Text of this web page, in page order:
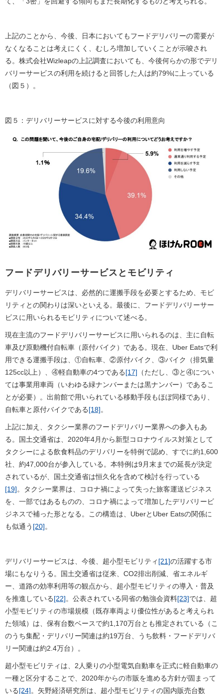
上記のことから、今後、日本においてもフードデリバリーの需要が
なくなることは考えにくく、むしろ増加していくことが示唆され
る。株式会社Wizleapの上記調査においても、今後何らかの形でデリ
バリーサービスの利用を続けると回答した人は約79%に上っている
（図５）。
図５：デリバリーサービスに対する今後の利用意向
フードデリバリーサービスとモビリティ
デリバリーサービスは、必然的に運搬手段を必要とするため、モビ
リティとの関わりは深いといえる。最後に、フードデリバリーサー
ビスに用いられるモビリティについて述べる。
現在主流のフードデリバリーサービスに用いられるのは、主に自転
車及び原動機付自転車（原付バイク）である。現在、Uber Eatsで利
用できる運搬手段は、①自転車、②原付バイク、③バイク（排気量
125cc以上）、④軽自動車の4つである[17] （ただし、③と④につい
ては事業用車両（いわゆる緑ナンバーまたは黒ナンバー）であるこ
とが必要）。出前館で用いられている移動手段もほぼ同様であり、
自転車と原付バイクである[18]。
上記に加え、タクシー業界のフードデリバリー業界への参入もあ
る。国土交通省は、2020年4月から新型コロナウイルス対策として
タクシーによる飲食料品のデリバリーを特例で認め、すでに約1,600
社、約47,000台が参入している。本特例は9月末までの延長が決定
されているが、国土交通省は恒久化を含めて検討を行っている
[19]。タクシー業界は、コロナ禍によって失った旅客運送ビジネス
を、一部ではあるものの、コロナ禍によって増加したデリバリービ
ジネスで補った形となる。この構造は、UberとUber Eatsの関係に
も似通う [20]。
デリバリーサービスは、今後、超小型モビリティ [21]の活躍する市
場にもなりうる。国土交通省は従来、CO2排出削減、省エネルギ
ー、道路の効率利用等の観点から、超小型モビリティの導入・普及
を推進している[22]。公表されている同省の勉強会資料[23]では、超
小型モビリティの市場規模（既存車両より優位性があると考えられ
た領域）は、保有台数ベースで約1,170万台とも推定されている（こ
のうち集配・デリバリー関連は約19万台、うち飲料・フードデリバ
リー関連は約2.4万台）。
超小型モビリティは、2人乗りの小型電気自動車を正式に軽自動車の
一種と区分することで、2020年からの市販を進める方針が固まって
いる[24]。矢野経済研究所は、超小型モビリティの国内販売台数